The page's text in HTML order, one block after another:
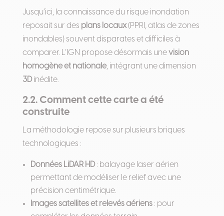
Jusqu’ici, la connaissance du risque inondation
reposait sur des plans locaux(PPRI, atlas de zones
inondables) souvent disparates et difficiles à
comparer. L’IGN propose désormais unevision
homogène et nationale, intégrant une dimension
3Dinédite.
2.2. Comment cette carte a été
construite
La méthodologie repose sur plusieurs briques
technologiques :
Données LiDAR HD: balayage laser aérien
permettant de modéliser le relief avec une
précision centimétrique.
Images satellites et relevés aériens: pour